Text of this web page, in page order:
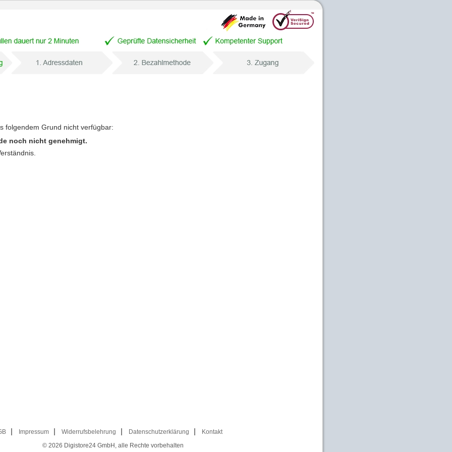
folgendem Grund nicht verfügbar:
noch nicht genehmigt.
Impressum Widerrufsbelehrung Datenschutzerklärung
Kontakt
© 2026 Digistore24 GmbH, alle Rechte vorbehalten